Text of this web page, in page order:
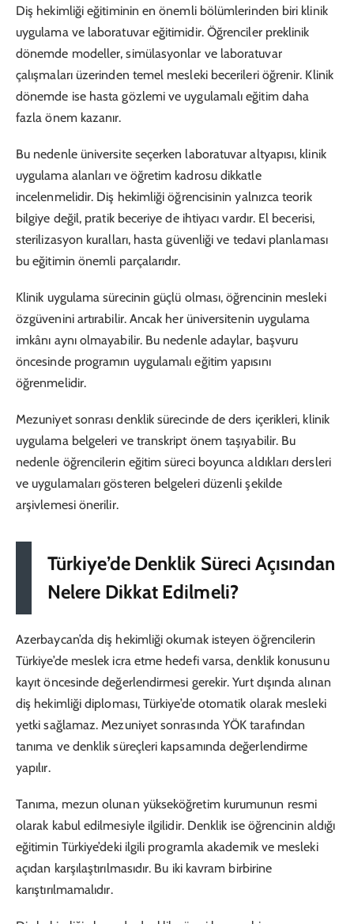
Diş hekimliği eğitiminin en önemli bölümlerinden biri klinik
uygulama ve laboratuvar eğitimidir. Öğrenciler preklinik
dönemde modeller, simülasyonlar ve laboratuvar
çalışmaları üzerinden temel mesleki becerileri öğrenir. Klinik
dönemde ise hasta gözlemi ve uygulamalı eğitim daha
fazla önem kazanır.
Bu nedenle üniversite seçerken laboratuvar altyapısı, klinik
uygulama alanları ve öğretim kadrosu dikkatle
incelenmelidir. Diş hekimliği öğrencisinin yalnızca teorik
bilgiye değil, pratik beceriye de ihtiyacı vardır. El becerisi,
sterilizasyon kuralları, hasta güvenliği ve tedavi planlaması
bu eğitimin önemli parçalarıdır.
Klinik uygulama sürecinin güçlü olması, öğrencinin mesleki
özgüvenini artırabilir. Ancak her üniversitenin uygulama
imkânı aynı olmayabilir. Bu nedenle adaylar, başvuru
öncesinde programın uygulamalı eğitim yapısını
öğrenmelidir.
Mezuniyet sonrası denklik sürecinde de ders içerikleri, klinik
uygulama belgeleri ve transkript önem taşıyabilir. Bu
nedenle öğrencilerin eğitim süreci boyunca aldıkları dersleri
ve uygulamaları gösteren belgeleri düzenli şekilde
arşivlemesi önerilir.
Türkiye’de Denklik Süreci Açısından
Nelere Dikkat Edilmeli?
Azerbaycan’da diş hekimliği okumak isteyen öğrencilerin
Türkiye’de meslek icra etme hedefi varsa, denklik konusunu
kayıt öncesinde değerlendirmesi gerekir. Yurt dışında alınan
diş hekimliği diploması, Türkiye’de otomatik olarak mesleki
yetki sağlamaz. Mezuniyet sonrasında YÖK tarafından
tanıma ve denklik süreçleri kapsamında değerlendirme
yapılır.
Tanıma, mezun olunan yükseköğretim kurumunun resmi
olarak kabul edilmesiyle ilgilidir. Denklik ise öğrencinin aldığı
eğitimin Türkiye’deki ilgili programla akademik ve mesleki
açıdan karşılaştırılmasıdır. Bu iki kavram birbirine
karıştırılmamalıdır.